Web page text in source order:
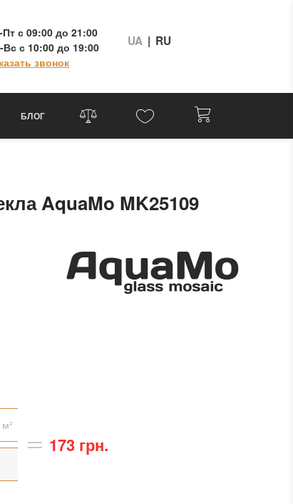
Птс 09:00 до 21:00
Вс с 10:00 до 19:00
звонок
UA | RU
БЛОГ
AquaMo MK25109
м²
173 грн.